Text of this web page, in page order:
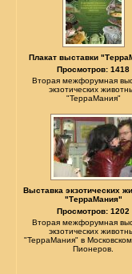
Плакат выставки
Просмотров: 1418
Вторая межфорумная
экзотических
"ТерраМания"
Выставка экзотических
"ТерраМания"
Просмотров: 1202
Вторая межфорумная
экзотических
"ТерраМания" в
Пионеров.